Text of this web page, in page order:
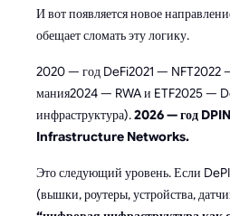
И вот появляется новое
обещает сломать эту логику.
2020 — год DeFi2021 —
мания2024 — RWA и ETF2025 —
инфраструктура).2026 — год
Infrastructure Networks.
Это следующий уровень. Если
(вышки, роутеры, устройства,